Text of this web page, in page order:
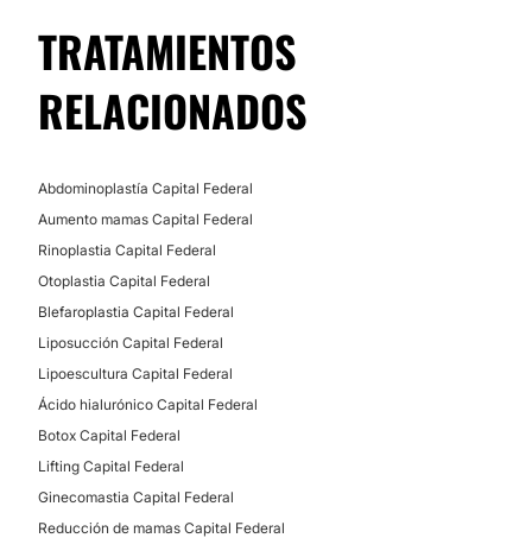
TRATAMIENTOS
RELACIONADOS
Abdominoplastía Capital Federal
Aumento mamas Capital Federal
Rinoplastia Capital Federal
Otoplastia Capital Federal
Blefaroplastia Capital Federal
Liposucción Capital Federal
Lipoescultura Capital Federal
Ácido hialurónico Capital Federal
Botox Capital Federal
Lifting Capital Federal
Ginecomastia Capital Federal
Reducción de mamas Capital Federal